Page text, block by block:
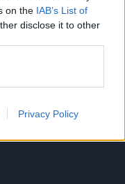
on the IAB’s List of
disclose it to other
Privacy Policy